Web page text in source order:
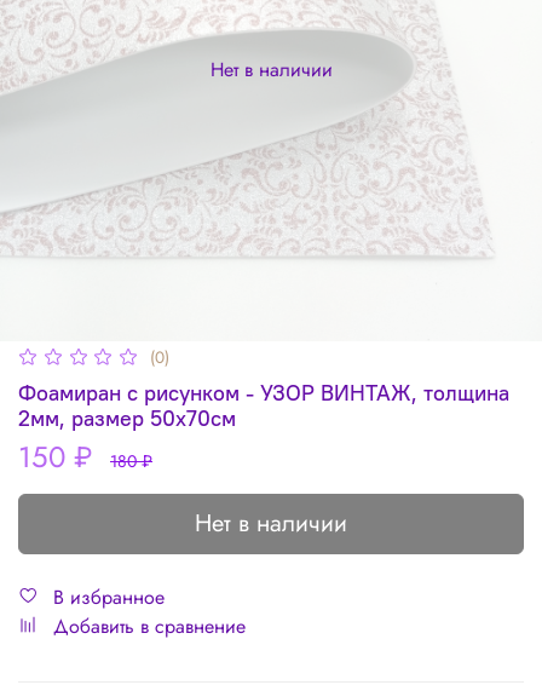
Нет в наличии
(0)
Фоамиран с рисунком - УЗОР ВИНТАЖ, толщина
2мм, размер 50х70см
150 ₽ 180 ₽
Нет в наличии
В избранное
Добавить в сравнение